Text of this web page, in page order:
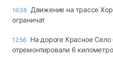
16:36 Движение на трассе
ограничат
12:56 На дороге Красное Село
отремонтировали 6